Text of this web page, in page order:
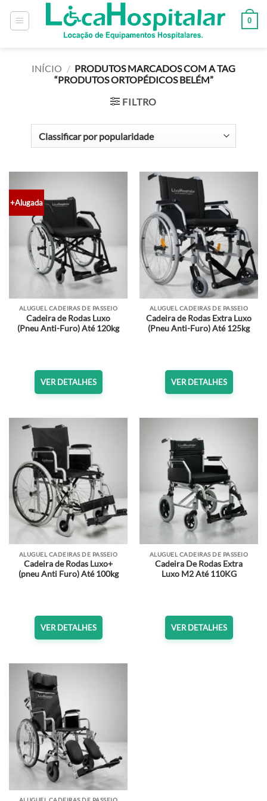
0
INÍCIO / PRODUTOS MARCADOS COM A TAG
“PRODUTOS ORTOPÉDICOS BELÉM”
FILTRO
+Alugada
ALUGUEL CADEIRAS DE PASSEIO
Cadeira de Rodas Luxo
(Pneu Anti-Furo) Até 120kg
VER DETALHES
ALUGUEL CADEIRAS DE PASSEIO
Cadeira de Rodas Extra Luxo
(Pneu Anti-Furo) Até 125kg
VER DETALHES
ALUGUEL CADEIRAS DE PASSEIO
Cadeira de Rodas Luxo+
(pneu Anti Furo) Até 100kg
VER DETALHES
ALUGUEL CADEIRAS DE PASSEIO
Cadeira De Rodas Extra
Luxo M2 Até 110KG
VER DETALHES